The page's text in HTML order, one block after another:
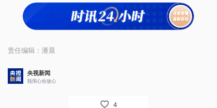
责任编辑： 潘晨
央视新闻
我用心你放心
4